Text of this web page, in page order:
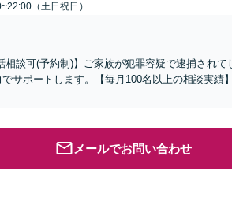
（土日祝日）
談可(予約制)】ご家族が犯罪容疑で逮捕されて
サポートします。【毎月100名以上の相談実績
メールでお問い合わせ